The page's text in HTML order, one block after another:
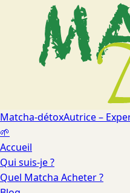
Matcha-détoxAutrice –
🌱
Accueil
Qui suis-je ?
Quel Matcha Acheter ?